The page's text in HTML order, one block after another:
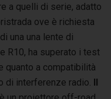
a quelli di serie, adatto
ove è richiesta
una una lente di
R10, ha superato i test
quanto a compatibilità
di interferenze radio. Il